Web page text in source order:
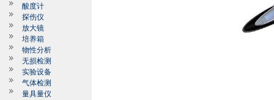
酸度计
探伤仪
放大镜
培养箱
物性分析
无损检测
实验设备
气体检测
量具量仪